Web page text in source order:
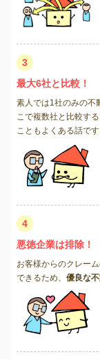
3
最大6社と比較！
素人では1社のみの不
こで複数社と比較す
こともよくある話です
4
悪徳企業は排除！
お客様からのクレー
できるため、 優良な